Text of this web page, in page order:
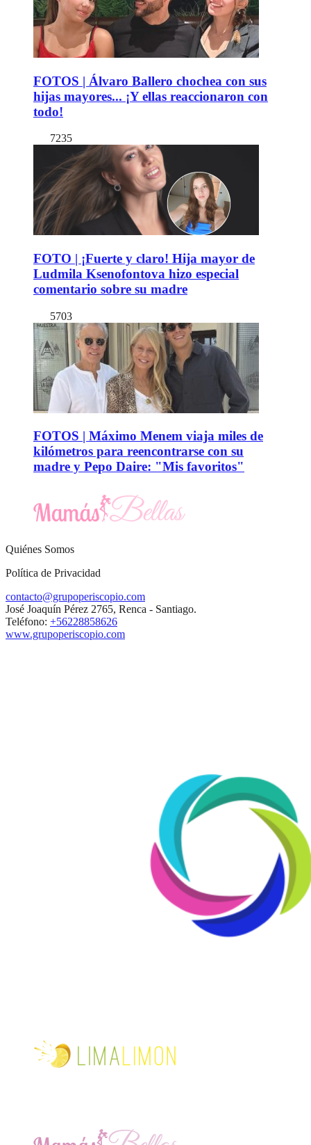
FOTOS | Álvaro Ballero chochea con sus
hijas mayores... ¡Y ellas reaccionaron con
todo!
7235
FOTO | ¡Fuerte y claro! Hija mayor de
Ludmila Ksenofontova hizo especial
comentario sobre su madre
5703
FOTOS | Máximo Menem viaja miles de
kilómetros para reencontrarse con su
madre y Pepo Daire: "Mis favoritos"
Quiénes Somos
Política de Privacidad
contacto@grupoperiscopio.com
José Joaquín Pérez 2765, Renca - Santiago.
Teléfono: +56228858626
www.grupoperiscopio.com